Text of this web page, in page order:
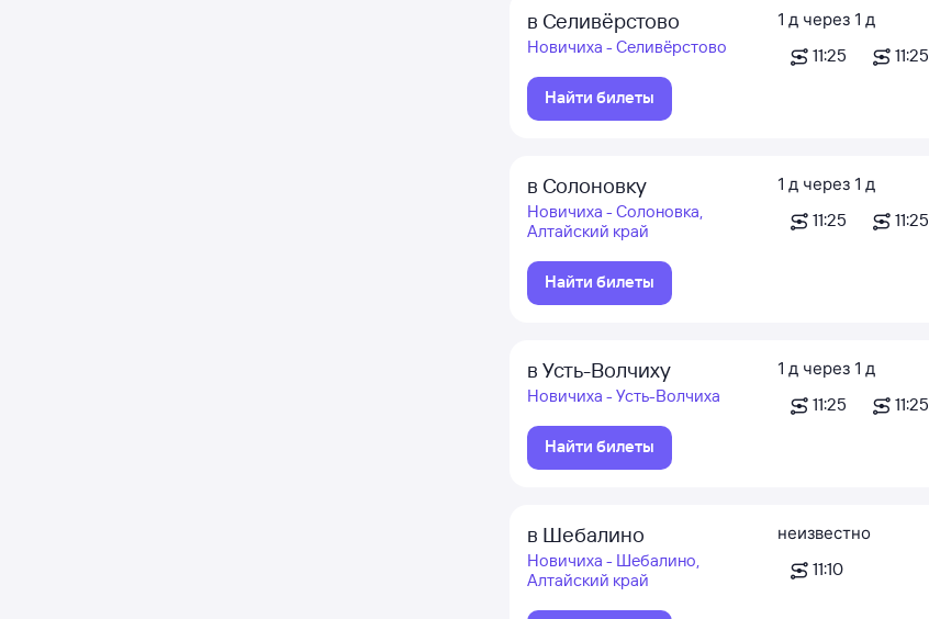
в Селивёрстово
Новичиха - Селивёрстово
Найти билеты
1 д через 1 д
11:25
11:25
в Солоновку
Новичиха - Солоновка,
Алтайский край
Найти билеты
1 д через 1 д
11:25
11:25
в Усть-Волчиху
Новичиха - Усть-Волчиха
Найти билеты
1 д через 1 д
11:25
11:25
в Шебалино
Новичиха - Шебалино,
Алтайский край
неизвестно
11:10